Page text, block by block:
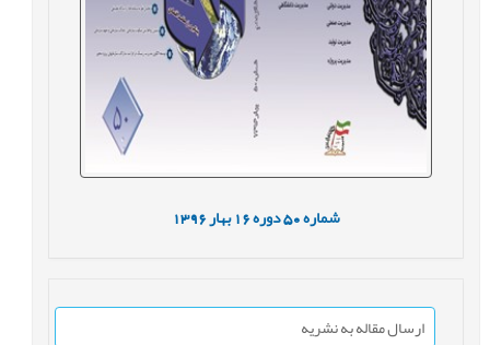
شماره50 دوره16 بهار1396
ارسال مقاله به نشریه